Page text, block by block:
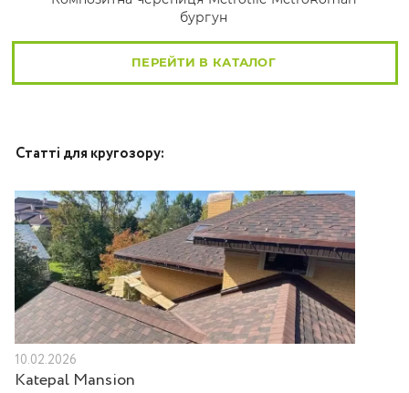
бургун
ПЕРЕЙТИ В КАТАЛОГ
Статті для кругозору:
10.02.2026
Katepal Mansion